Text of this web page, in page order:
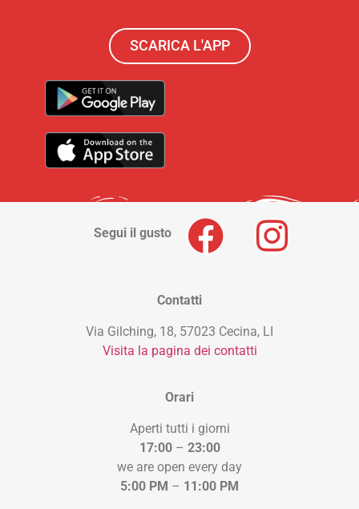
SCARICA L'APP
Segui il gusto
Contatti
Via Gilching, 18, 57023 Cecina, LI
Visita la pagina dei contatti
Orari
Aperti tutti i giorni
17:00– 23:00
we are open every day
5:00 PM – 11:00 PM